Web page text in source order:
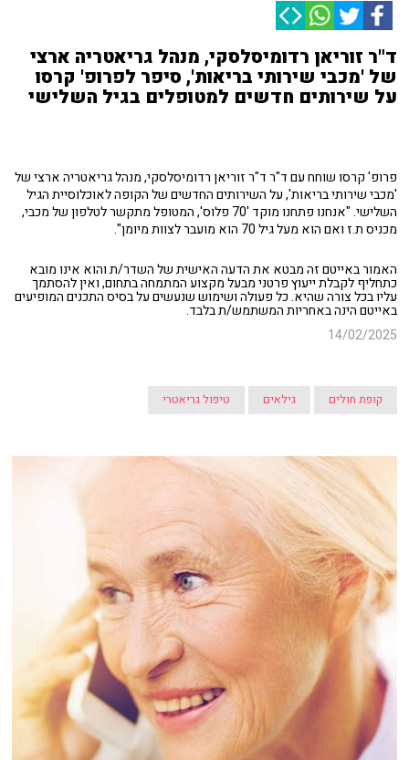
ד"ר זוריאן רדומיסלסקי, מנהל גריאטריה ארצי
של 'מכבי שירותי בריאות', סיפר לפרופ' קרסו
על שירותים חדשים למטופלים בגיל השלישי
פרופ' קרסו שוחח עם ד"ר ד"ר זוריאן רדומיסלסקי, מנהל גריאטריה ארצי של
'מכבי שירותי בריאות', על השירותים החדשים של הקופה לאוכלוסיית הגיל
השלישי. "אנחנו פתחנו מוקד '70 פלוס', המטופל מתקשר לטלפון של מכבי,
מכניס ת.ז ואם הוא מעל גיל 70 הוא מועבר לצוות מיומן".
האמור באייטם זה מבטא את הדעה האישית של השדר/ת והוא אינו מובא
כתחליף לקבלת ייעוץ פרטני מבעל מקצוע המתמחה בתחום, ואין להסתמך
עליו בכל צורה שהיא. כל פעולה ושימוש שנעשים על בסיס התכנים המופיעים
באייטם הינה באחריות המשתמש/ת בלבד.
14/02/2025
קופת חולים גילאים טיפול גריאטרי